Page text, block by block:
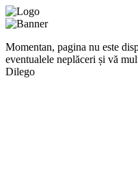
Momentan, pagina nu este
eventualele neplăceri și vă
Dilego